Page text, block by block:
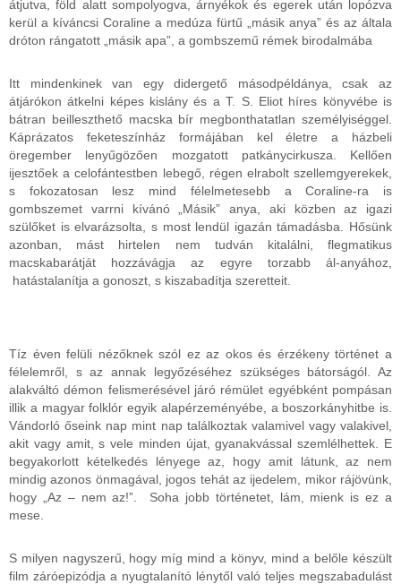
átjutva, föld alatt sompolyogva, árnyékok és egerek után lopózva
kerül a kíváncsi Coraline a medúza fürtű „másik anya” és az általa
dróton rángatott „másik apa”, a gombszemű rémek birodalmába
Itt mindenkinek van egy didergető másodpéldánya, csak az
átjárókon átkelni képes kislány és a T. S. Eliot híres könyvébe is
bátran beilleszthető macska bír megbonthatatlan személyiséggel.
Káprázatos feketeszínház formájában kel életre a házbeli
öregember lenyűgözően mozgatott patkánycirkusza. Kellően
ijesztőek a celofántestben lebegő, régen elrabolt szellemgyerekek,
s fokozatosan lesz mind félelmetesebb a Coraline-ra is
gombszemet varrni kívánó „Másik” anya, aki közben az igazi
szülőket is elvarázsolta, s most lendül igazán támadásba. Hősünk
azonban, mást hirtelen nem tudván kitalálni, flegmatikus
macskabarátját hozzávágja az egyre torzabb ál-anyához,
hatástalanítja a gonoszt, s kiszabadítja szeretteit.
Tíz éven felüli nézőknek szól ez az okos és érzékeny történet a
félelemről, s az annak legyőzéséhez szükséges bátorságól. Az
alakváltó démon felismerésével járó rémület egyébként pompásan
illik a magyar folklór egyik alapérzeményébe, a boszorkányhitbe is.
Vándorló őseink nap mint nap találkoztak valamivel vagy valakivel,
akit vagy amit, s vele minden újat, gyanakvással szemlélhettek. E
begyakorlott kételkedés lényege az, hogy amit látunk, az nem
mindig azonos önmagával, jogos tehát az ijedelem, mikor rájövünk,
hogy „Az – nem az!”. Soha jobb történetet, lám, mienk is ez a
mese.
S milyen nagyszerű, hogy míg mind a könyv, mind a belőle készült
film záróepizódja a nyugtalanító lénytől való teljes megszabadulást